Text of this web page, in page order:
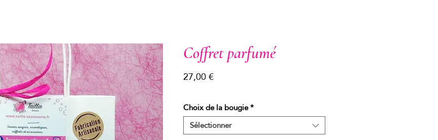
Coffret parfumé
27,00 €Prix
Choix de la bougie*
Sélectionner